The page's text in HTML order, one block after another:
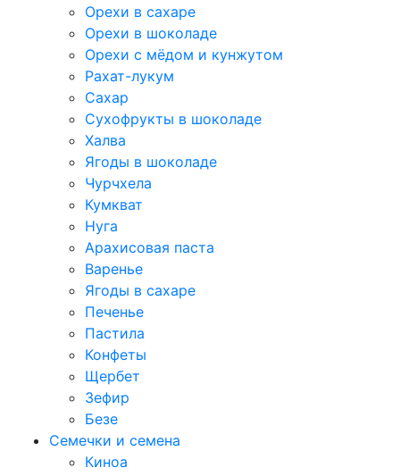
Орехи в сахаре
Орехи в шоколаде
Орехи с мёдом и кунжутом
Рахат-лукум
Сахар
Сухофрукты в шоколаде
Халва
Ягоды в шоколаде
Чурчхела
Кумкват
Нуга
Арахисовая паста
Варенье
Ягоды в сахаре
Печенье
Пастила
Конфеты
Щербет
Зефир
Безе
Семечки и семена
Киноа